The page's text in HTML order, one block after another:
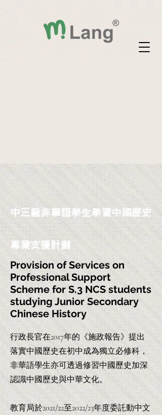
中三級非華語學生學習中國歷史
專業支援計劃
Provision of Services on
Professional Support
Scheme for S.3 NCS students
studying Junior Secondary
Chinese History
行政長官在2017年的《施政報告》提出
落實中國歷史在初中成為獨立必修科，
非華語學生亦可透過修習中國歷史加深
認識中國歷史與中華文化。​
教育局於2021/22至2022/23年度委託動中文